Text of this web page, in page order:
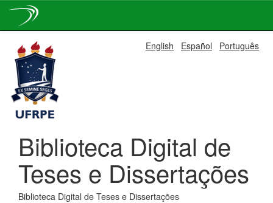
navigation
English Español Português
Biblioteca Digital de
Teses e Dissertações
Biblioteca Digital de Teses e Dissertações